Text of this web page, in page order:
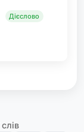
Дієслово